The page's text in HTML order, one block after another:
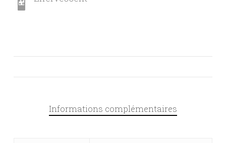
Informations complémentaires